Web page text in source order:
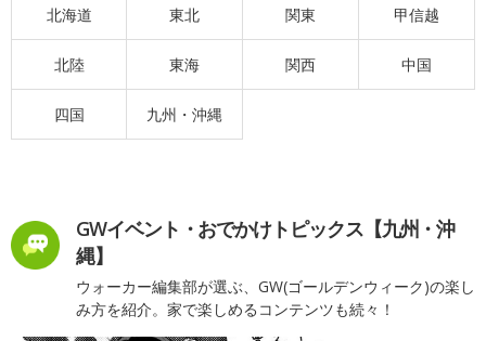
北海道 東北 関東 甲信越
北陸 東海 関西 中国
四国 九州・沖縄
GWイベント・おでかけトピックス【九州・沖
縄】
ウォーカー編集部が選ぶ、GW(ゴールデンウィーク)の楽し
み方を紹介。家で楽しめるコンテンツも続々！